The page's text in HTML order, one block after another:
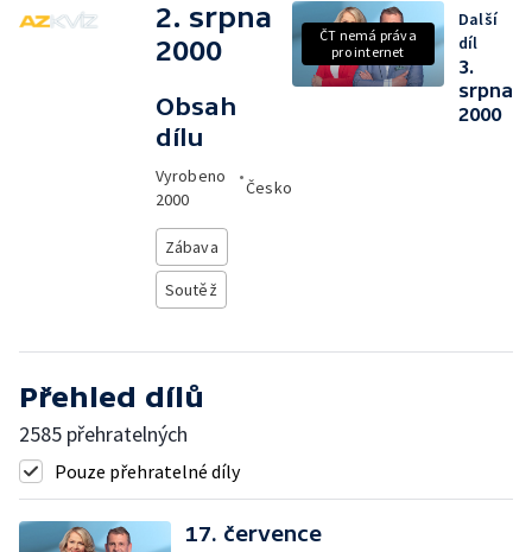
2. srpna
2000
Obsah
dílu
Vyrobeno
2000
•
Česko
Zábava
Soutěž
ČT nemá práva
pro internet
Další
díl
3.
srpna
2000
Přehled dílů
2585 přehratelných
Pouze přehratelné díly
17. července